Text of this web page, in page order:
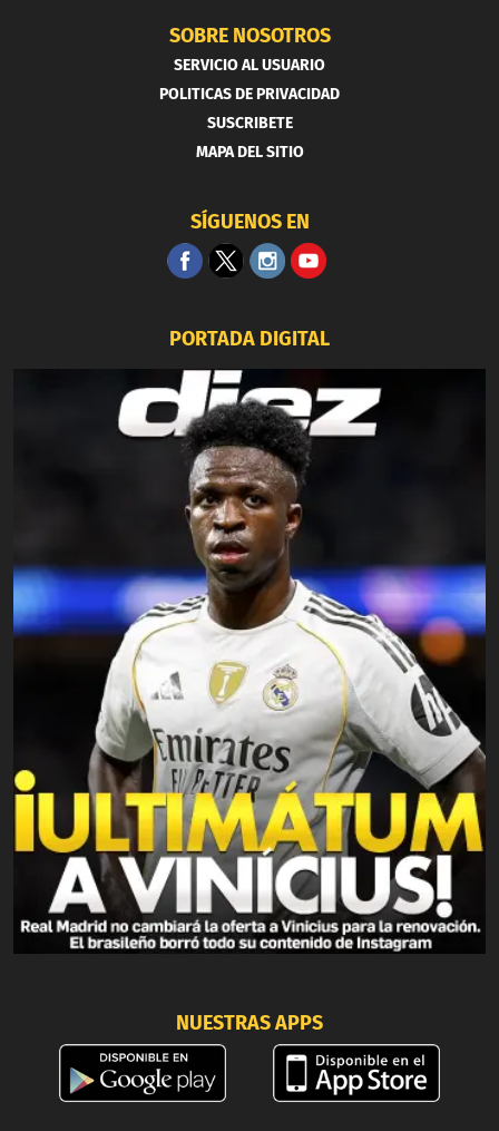
SOBRE NOSOTROS
SERVICIO AL USUARIO
POLITICAS DE PRIVACIDAD
SUSCRIBETE
MAPA DEL SITIO
SÍGUENOS EN
PORTADA DIGITAL
NUESTRAS APPS